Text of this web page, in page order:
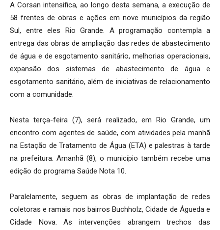
A Corsan intensifica, ao longo desta semana, a execução de
58 frentes de obras e ações em nove municípios da região
Sul, entre eles Rio Grande. A programação contempla a
entrega das obras de ampliação das redes de abastecimento
de água e de esgotamento sanitário, melhorias operacionais,
expansão dos sistemas de abastecimento de água e
esgotamento sanitário, além de iniciativas de relacionamento
com a comunidade.
Nesta terça-feira (7), será realizado, em Rio Grande, um
encontro com agentes de saúde, com atividades pela manhã
na Estação de Tratamento de Água (ETA) e palestras à tarde
na prefeitura. Amanhã (8), o município também recebe uma
edição do programa Saúde Nota 10.
Paralelamente, seguem as obras de implantação de redes
coletoras e ramais nos bairros Buchholz, Cidade de Águeda e
Cidade Nova. As intervenções abrangem trechos das